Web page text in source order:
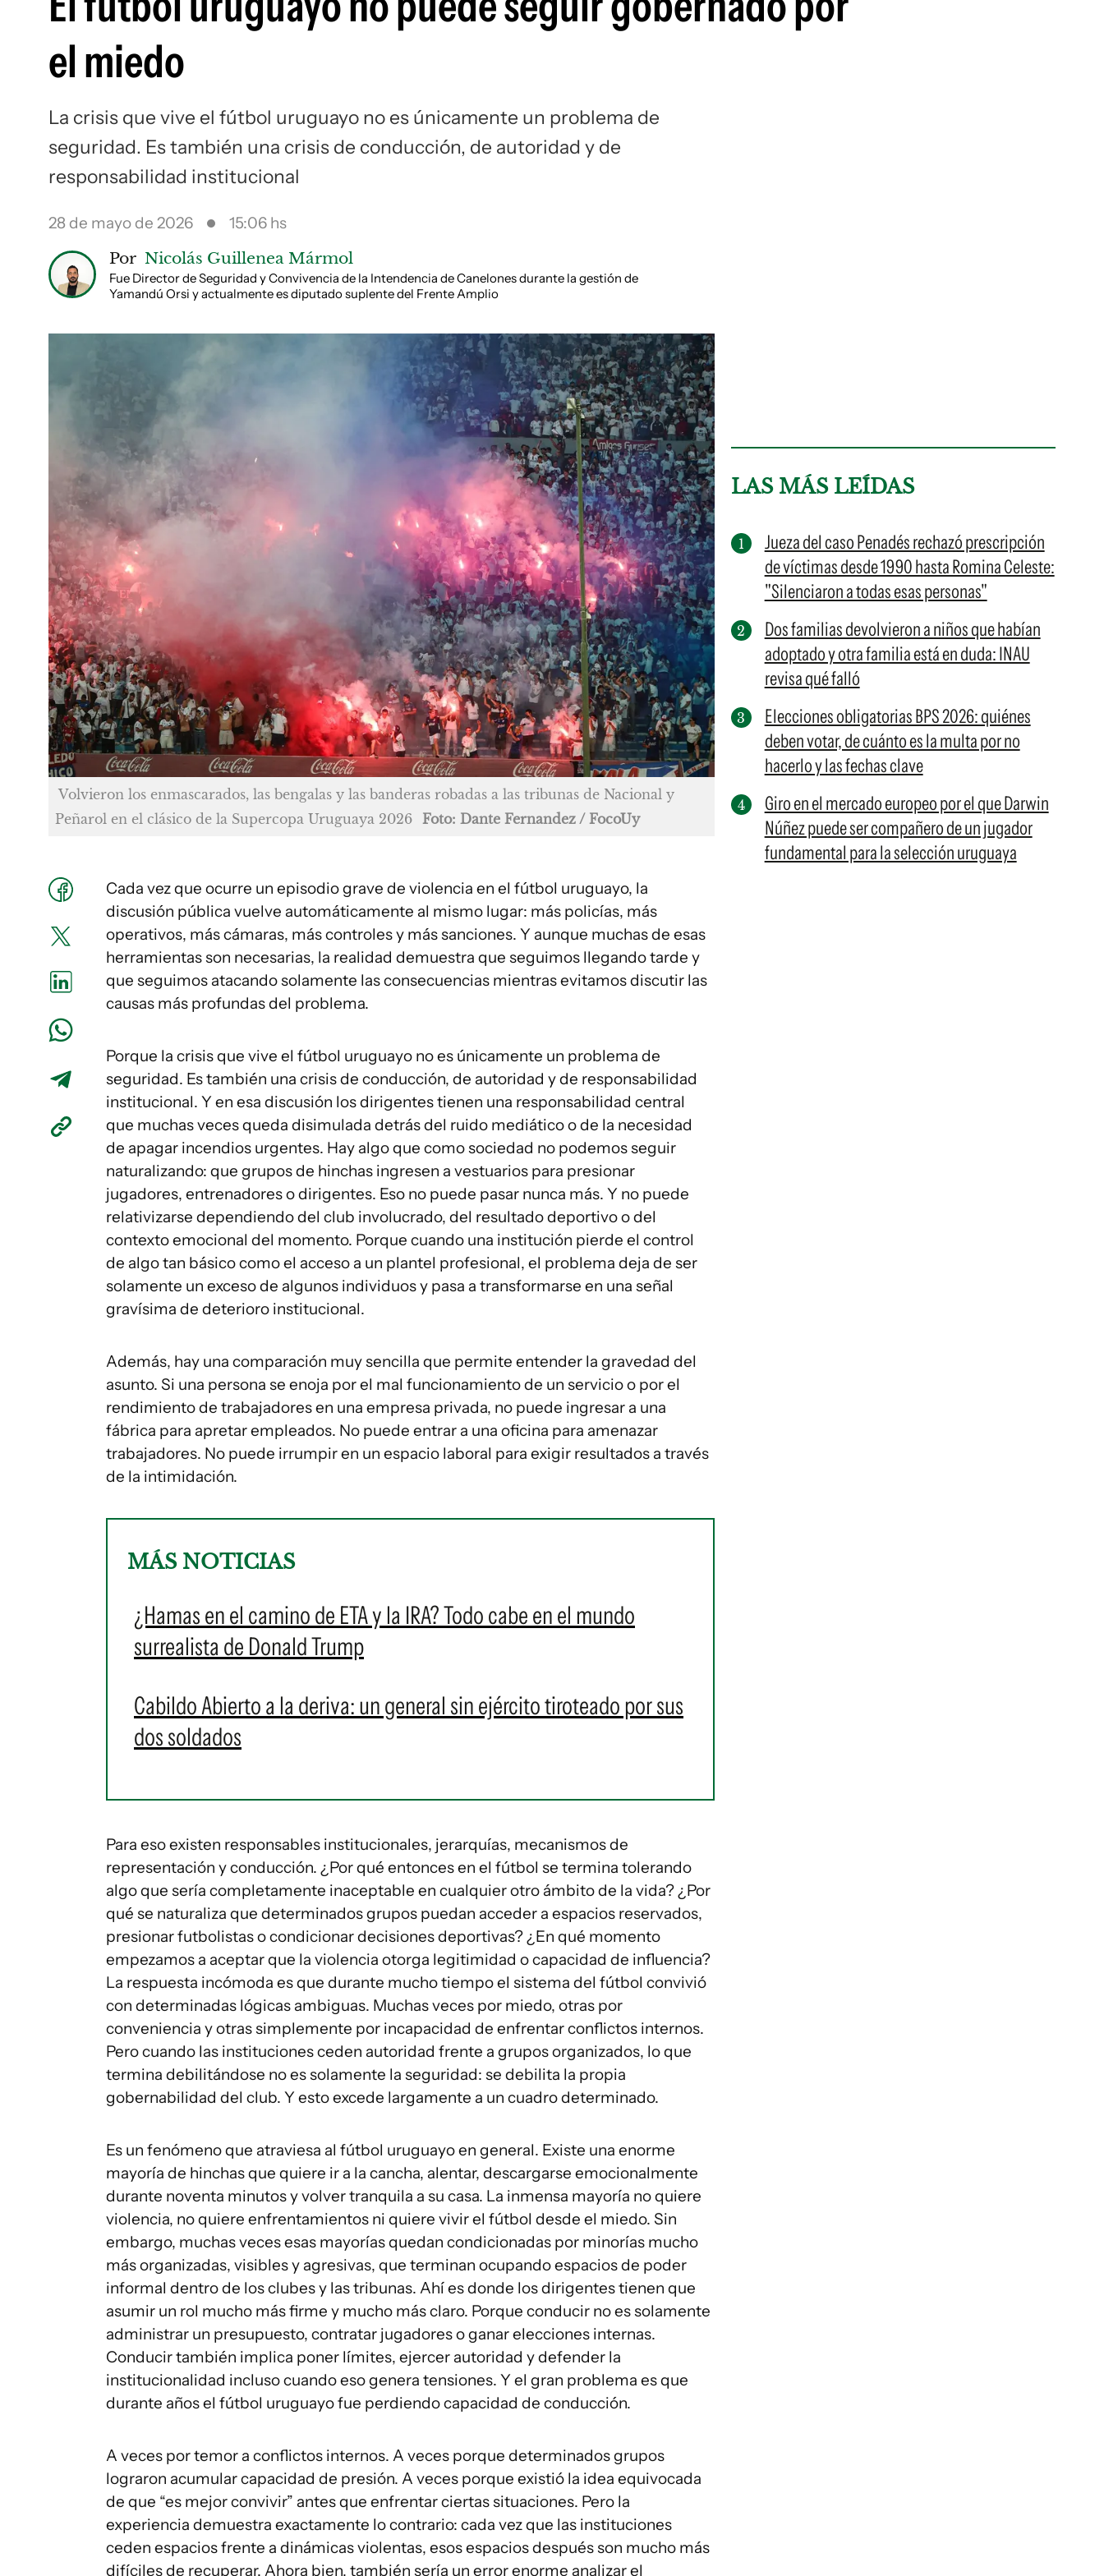
el miedo
La crisis que vive el fútbol uruguayo no es únicamente un problema de
seguridad. Es también una crisis de conducción, de autoridad y de
responsabilidad institucional
28 de mayo de 2026 15:06 hs
Por Nicolás Guillenea Mármol
Fue Director de Seguridad y Convivencia de la Intendencia de Canelones durante la gestión de
Yamandú Orsi y actualmente es diputado suplente del Frente Amplio
Volvieron los enmascarados, las bengalas y las banderas robadas a las tribunas de Nacional y
Peñarol en el clásico de la Supercopa Uruguaya 2026
Foto: Dante Fernandez / FocoUy
Cada vez que ocurre un episodio grave de violencia en el fútbol uruguayo, la
discusión pública vuelve automáticamente al mismo lugar: más policías, más
operativos, más cámaras, más controles y más sanciones. Y aunque muchas de esas
herramientas son necesarias, la realidad demuestra que seguimos llegando tarde y
que seguimos atacando solamente las consecuencias mientras evitamos discutir las
causas más profundas del problema.
Porque la crisis que vive el fútbol uruguayo no es únicamente un problema de
seguridad. Es también una crisis de conducción, de autoridad y de responsabilidad
institucional. Y en esa discusión los dirigentes tienen una responsabilidad central
que muchas veces queda disimulada detrás del ruido mediático o de la necesidad
de apagar incendios urgentes. Hay algo que como sociedad no podemos seguir
naturalizando: que grupos de hinchas ingresen a vestuarios para presionar
jugadores, entrenadores o dirigentes. Eso no puede pasar nunca más. Y no puede
relativizarse dependiendo del club involucrado, del resultado deportivo o del
contexto emocional del momento. Porque cuando una institución pierde el control
de algo tan básico como el acceso a un plantel profesional, el problema deja de ser
solamente un exceso de algunos individuos y pasa a transformarse en una señal
gravísima de deterioro institucional.
Además, hay una comparación muy sencilla que permite entender la gravedad del
asunto. Si una persona se enoja por el mal funcionamiento de un servicio o por el
rendimiento de trabajadores en una empresa privada, no puede ingresar a una
fábrica para apretar empleados. No puede entrar a una oficina para amenazar
trabajadores. No puede irrumpir en un espacio laboral para exigir resultados a través
de la intimidación.
MÁS NOTICIAS
¿Hamas en el camino de ETA y la IRA? Todo cabe en el mundo
surrealista de Donald Trump
Cabildo Abierto a la deriva: un general sin ejército tiroteado por sus
dos soldados
Para eso existen responsables institucionales, jerarquías, mecanismos de
representación y conducción. ¿Por qué entonces en el fútbol se termina tolerando
algo que sería completamente inaceptable en cualquier otro ámbito de la vida? ¿Por
qué se naturaliza que determinados grupos puedan acceder a espacios reservados,
presionar futbolistas o condicionar decisiones deportivas? ¿En qué momento
empezamos a aceptar que la violencia otorga legitimidad o capacidad de influencia?
La respuesta incómoda es que durante mucho tiempo el sistema del fútbol convivió
con determinadas lógicas ambiguas. Muchas veces por miedo, otras por
conveniencia y otras simplemente por incapacidad de enfrentar conflictos internos.
Pero cuando las instituciones ceden autoridad frente a grupos organizados, lo que
termina debilitándose no es solamente la seguridad: se debilita la propia
gobernabilidad del club. Y esto excede largamente a un cuadro determinado.
Es un fenómeno que atraviesa al fútbol uruguayo en general. Existe una enorme
mayoría de hinchas que quiere ir a la cancha, alentar, descargarse emocionalmente
durante noventa minutos y volver tranquila a su casa. La inmensa mayoría no quiere
violencia, no quiere enfrentamientos ni quiere vivir el fútbol desde el miedo. Sin
embargo, muchas veces esas mayorías quedan condicionadas por minorías mucho
más organizadas, visibles y agresivas, que terminan ocupando espacios de poder
informal dentro de los clubes y las tribunas. Ahí es donde los dirigentes tienen que
asumir un rol mucho más firme y mucho más claro. Porque conducir no es solamente
administrar un presupuesto, contratar jugadores o ganar elecciones internas.
Conducir también implica poner límites, ejercer autoridad y defender la
institucionalidad incluso cuando eso genera tensiones. Y el gran problema es que
durante años el fútbol uruguayo fue perdiendo capacidad de conducción.
A veces por temor a conflictos internos. A veces porque determinados grupos
lograron acumular capacidad de presión. A veces porque existió la idea equivocada
de que “es mejor convivir” antes que enfrentar ciertas situaciones. Pero la
experiencia demuestra exactamente lo contrario: cada vez que las instituciones
ceden espacios frente a dinámicas violentas, esos espacios después son mucho más
difíciles de recuperar. Ahora bien, también sería un error enorme analizar el
LAS MÁS LEÍDAS
Jueza del caso Penadés rechazó prescripción
de víctimas desde 1990 hasta Romina Celeste:
"Silenciaron a todas esas personas"
Dos familias devolvieron a niños que habían
adoptado y otra familia está en duda: INAU
revisa qué falló
Elecciones obligatorias BPS 2026: quiénes
deben votar, de cuánto es la multa por no
hacerlo y las fechas clave
Giro en el mercado europeo por el que Darwin
Núñez puede ser compañero de un jugador
fundamental para la selección uruguaya